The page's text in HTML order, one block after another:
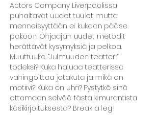
Actors Company Liverpoolissa
puhaltavat uudet tuulet, mutta
menneisyyttään ei kukaan pääse
pakoon. Ohjaajan uudet metodit
herättävät kysymyksiä ja pelkoa.
Muuttuuko “Julmuuden teatteri”
todeksi? Kuka haluaa teatterissa
vahingoittaa jotakuta ja mikä on
motiivi? Kuka on uhri? Pystytkö sinä
ottamaan selvää tästä kimurantista
käsikirjoituksesta? Break a leg!